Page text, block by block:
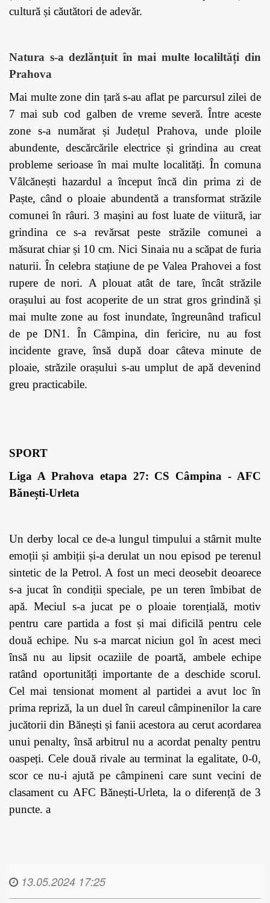
cultură și căutători de adevăr.
Natura s-a dezlănțuit în mai multe localiltăți din
Prahova
Mai multe zone din țară s-au aflat pe parcursul zilei de
7 mai sub cod galben de vreme severă. Între aceste
zone s-a numărat și Județul Prahova, unde ploile
abundente, descărcările electrice și grindina au creat
probleme serioase în mai multe localități. În comuna
Vâlcănești hazardul a început încă din prima zi de
Paște, când o ploaie abundentă a transformat străzile
comunei în râuri. 3 mașini au fost luate de viitură, iar
grindina ce s-a revărsat peste străzile comunei a
măsurat chiar și 10 cm. Nici Sinaia nu a scăpat de furia
naturii. În celebra stațiune de pe Valea Prahovei a fost
rupere de nori. A plouat atât de tare, încât străzile
orașului au fost acoperite de un strat gros grindină și
mai multe zone au fost inundate, îngreunând traficul
de pe DN1. În Câmpina, din fericire, nu au fost
incidente grave, însă după doar câteva minute de
ploaie, străzile orașului s-au umplut de apă devenind
greu practicabile.
SPORT
Liga A Prahova etapa 27: CS Câmpina - AFC
Bănești-Urleta
Un derby local ce de-a lungul timpului a stârnit multe
emoții și ambiții și-a derulat un nou episod pe terenul
sintetic de la Petrol. A fost un meci deosebit deoarece
s-a jucat în condiții speciale, pe un teren îmbibat de
apă. Meciul s-a jucat pe o ploaie torențială, motiv
pentru care partida a fost și mai dificilă pentru cele
două echipe. Nu s-a marcat niciun gol în acest meci
însă nu au lipsit ocaziile de poartă, ambele echipe
ratând oportunități importante de a deschide scorul.
Cel mai tensionat moment al partidei a avut loc în
prima repriză, la un duel în careul câmpinenilor la care
jucătorii din Bănești și fanii acestora au cerut acordarea
unui penalty, însă arbitrul nu a acordat penalty pentru
oaspeți. Cele două rivale au terminat la egalitate, 0-0,
scor ce nu-i ajută pe câmpineni care sunt vecini de
clasament cu AFC Bănești-Urleta, la o diferență de 3
puncte. a
13.05.2024 17:25